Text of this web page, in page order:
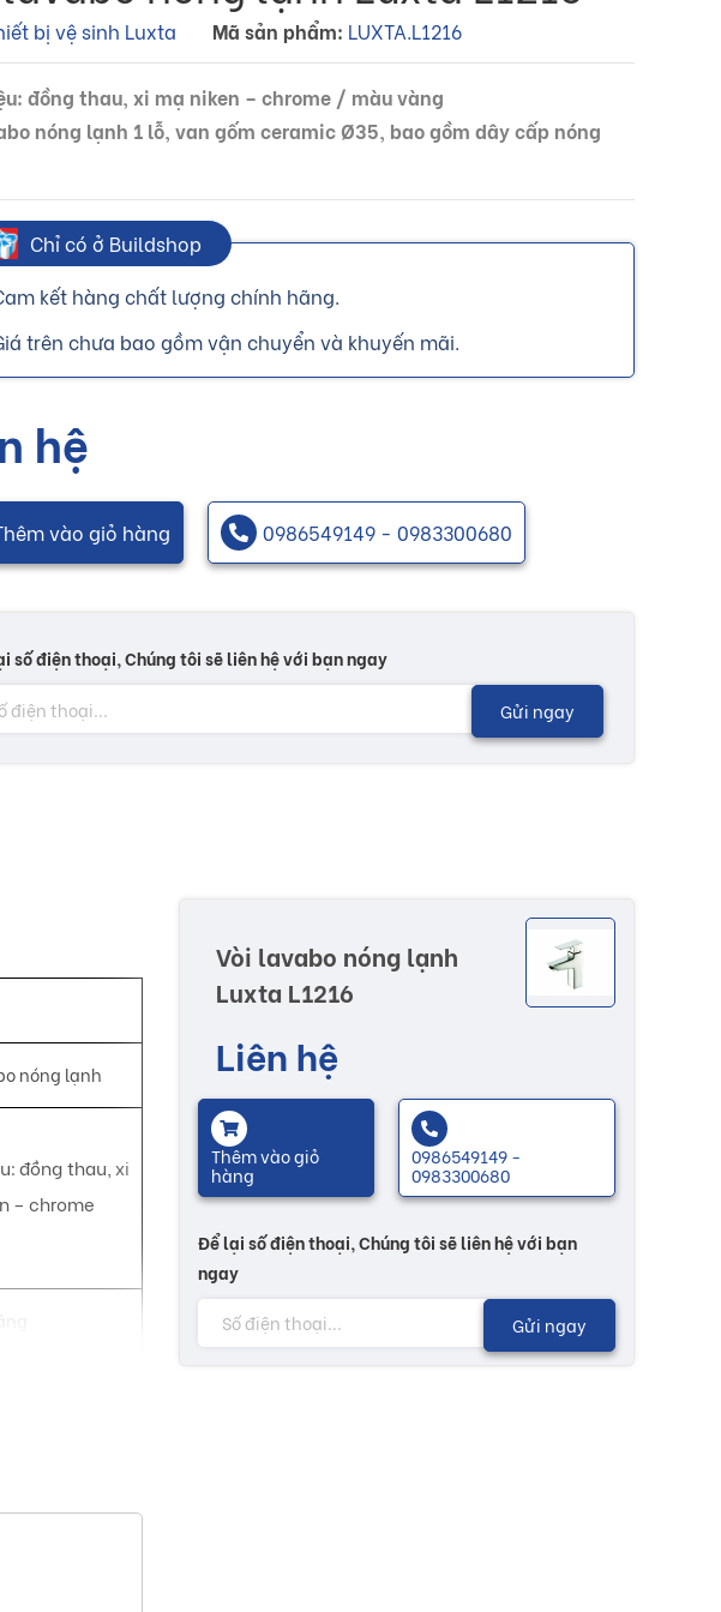
bị vệ sinh Luxta Mã sản phẩm: LUXTA.L1216
đồng thau, xi mạ niken – chrome / màu vàng
nóng lạnh 1 lỗ, van gốm ceramic Ø35, bao gồm dây cấp nóng
Chỉ có ở Buildshop
kết hàng chất lượng chính hãng.
trên chưa bao gồm vận chuyển và khuyến mãi.
hệ
vào giỏ hàng 0986549149 - 0983300680
số điện thoại, Chúng tôi sẽ liên hệ với bạn ngay
Gửi ngay
nóng lạnh
đồng thau, xi
– chrome
hiện đại, tiện
Vòi lavabo nóng lạnh
Luxta L1216
Liên hệ
Thêm vào giỏ
hàng
0986549149 -
0983300680
Để lại số điện thoại, Chúng tôi sẽ liên hệ với bạn
ngay
Gửi ngay